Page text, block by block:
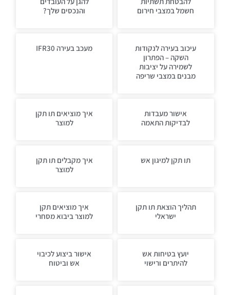
חשמל במצבי חירום
והנכסים שלך?
עיכוב בעירה לנקודות
השקה – הפתרון
לשמירה על יציבות
מבנים במצבי שריפה
מעכב בעירה IFR30
אישור מעבדות
לבדיקות התאמה
איך מוציאים תו תקן
למוצר
תו תקן למיגון אש
איך מקבלים תו תקן
למוצר
תהליך הוצאת תו תקן
ישראלי
איך מוציאים תקן
למוצר ביבוא מסחרי
יועץ בטיחות אש
להיתרים ורישוי
אישור ביצוע לכיבוי
אש וביטוח